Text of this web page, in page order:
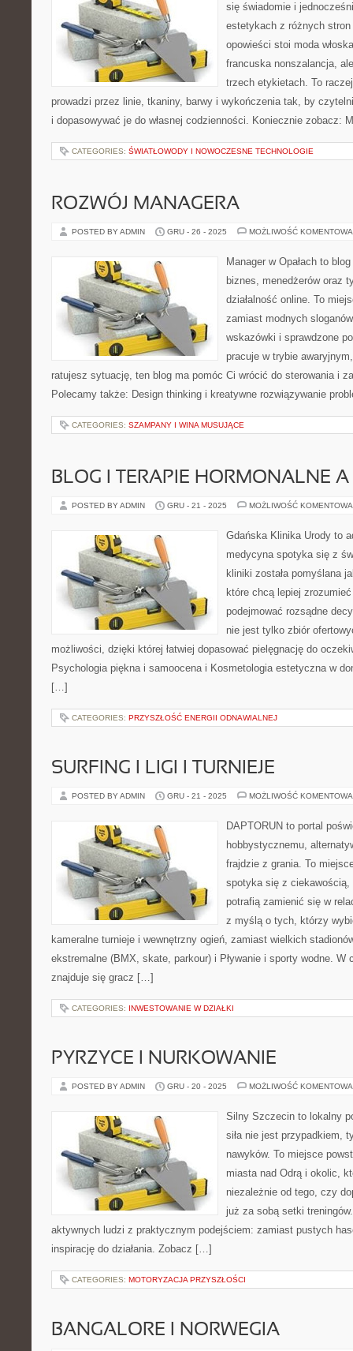
się świadomie i
estetykach z różnych
opowieści stoi moda
francuska nonszalancja,
trzech etykietach. To
prowadzi przez linie, tkaniny, barwy i wykończenia tak, by
i dopasowywać je do własnej codzienności. Koniecznie zobacz:
CATEGORIES: ŚWIATŁOWODY I NOWOCZESNE TECHNOLOGIE
ROZWÓJ MANAGERA
POSTED BY ADMIN GRU - 26 - 2025 MOŻLIWOŚĆ
Manager w Opałach to
biznes, menedżerów oraz
działalność online. To
zamiast modnych
wskazówki i sprawdzone
pracuje w trybie
ratujesz sytuację, ten blog ma pomóc Ci wrócić do sterowania i
Polecamy także: Design thinking i kreatywne rozwiązywanie
CATEGORIES: SZAMPANY I WINA MUSUJĄCE
BLOG I TERAPIE HORMONALNE
POSTED BY ADMIN GRU - 21 - 2025 MOŻLIWOŚĆ
Gdańska Klinika Urody to
medycyna spotyka się z
kliniki została pomyślana
które chcą lepiej
podejmować rozsądne
nie jest tylko zbiór
możliwości, dzięki której łatwiej dopasować pielęgnację do
Psychologia piękna i samoocena i Kosmetologia estetyczna w
[…]
CATEGORIES: PRZYSZŁOŚĆ ENERGII ODNAWIALNEJ
SURFING I LIGI I TURNIEJE
POSTED BY ADMIN GRU - 21 - 2025 MOŻLIWOŚĆ
DAPTORUN to portal
hobbystycznemu,
frajdzie z grania. To
spotyka się z
potrafią zamienić się w
z myślą o tych, którzy
kameralne turnieje i wewnętrzny ogień, zamiast wielkich
ekstremalne (BMX, skate, parkour) i Pływanie i sporty wodne. W
znajduje się gracz […]
CATEGORIES: INWESTOWANIE W DZIAŁKI
PYRZYCE I NURKOWANIE
POSTED BY ADMIN GRU - 20 - 2025 MOŻLIWOŚĆ
Silny Szczecin to lokalny
siła nie jest przypadkiem,
nawyków. To miejsce
miasta nad Odrą i okolic,
niezależnie od tego, czy
już za sobą setki
aktywnych ludzi z praktycznym podejściem: zamiast pustych
inspirację do działania. Zobacz […]
CATEGORIES: MOTORYZACJA PRZYSZŁOŚCI
BANGALORE I NORWEGIA